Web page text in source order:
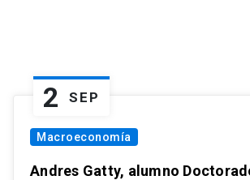
2 SEP
Macroeconomía
Andres Gatty, alumno